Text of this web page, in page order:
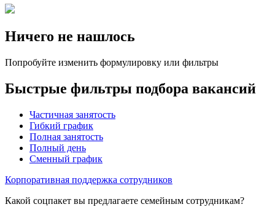
Ничего не нашлось
Попробуйте изменить формулировку или фильтры
Быстрые фильтры подбора вакансий
Частичная занятость
Гибкий график
Полная занятость
Полный день
Сменный график
Корпоративная поддержка сотрудников
Какой соцпакет вы предлагаете семейным сотрудникам?